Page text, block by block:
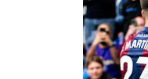
ACTUALIDAD